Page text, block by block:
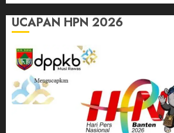
UCAPAN HPN 2026